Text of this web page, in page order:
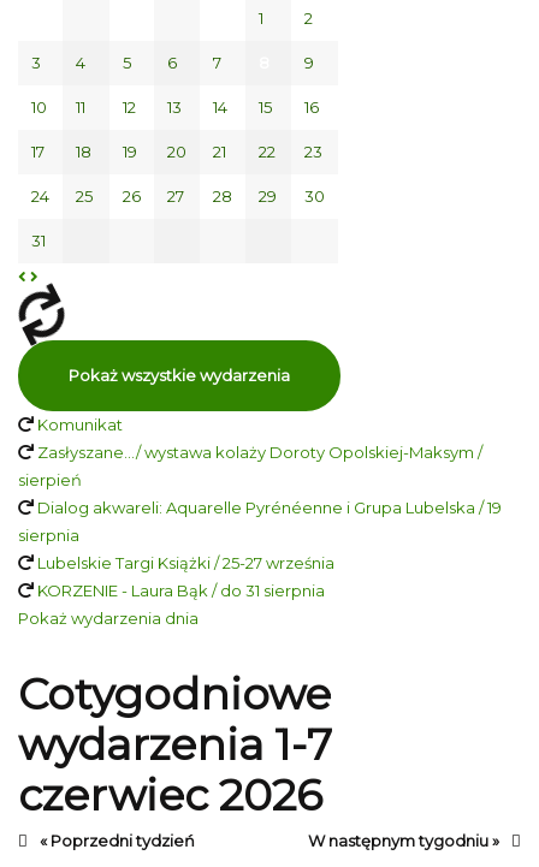
1 2
3 4 5 6 7 9
10 11 12 13 14 15 16
17 18 19 20 21 22 23
24 25 26 27 28 29 30
31
Pokaż wszystkie wydarzenia
Komunikat
Zasłyszane…/ wystawa kolaży Doroty Opolskiej-Maksym /
sierpień
Dialog akwareli: Aquarelle Pyrénéenne i Grupa Lubelska / 19
sierpnia
Lubelskie Targi Książki / 25-27 września
KORZENIE - Laura Bąk / do 31 sierpnia
Pokaż wydarzenia dnia
Cotygodniowe
wydarzenia 1-7
czerwiec 2026
« Poprzedni tydzień W następnym tygodniu »